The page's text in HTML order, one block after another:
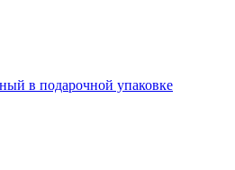
в подарочной упаковке